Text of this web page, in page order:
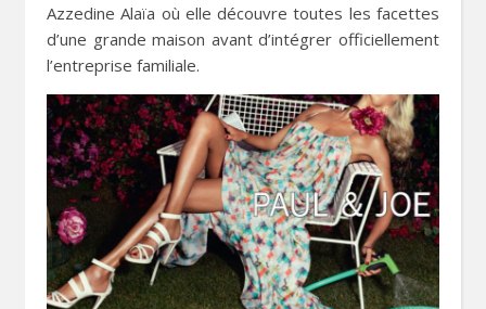
Azzedine Alaïa où elle découvre toutes les facettes
d’une grande maison avant d’intégrer officiellement
l’entreprise familiale.